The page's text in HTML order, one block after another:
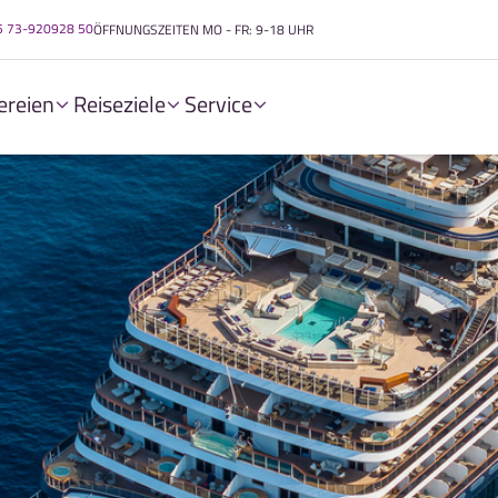
73-920928 50ÖFFNUNGSZEITEN MO - FR: 9-18 UHR
Reiseziele Service